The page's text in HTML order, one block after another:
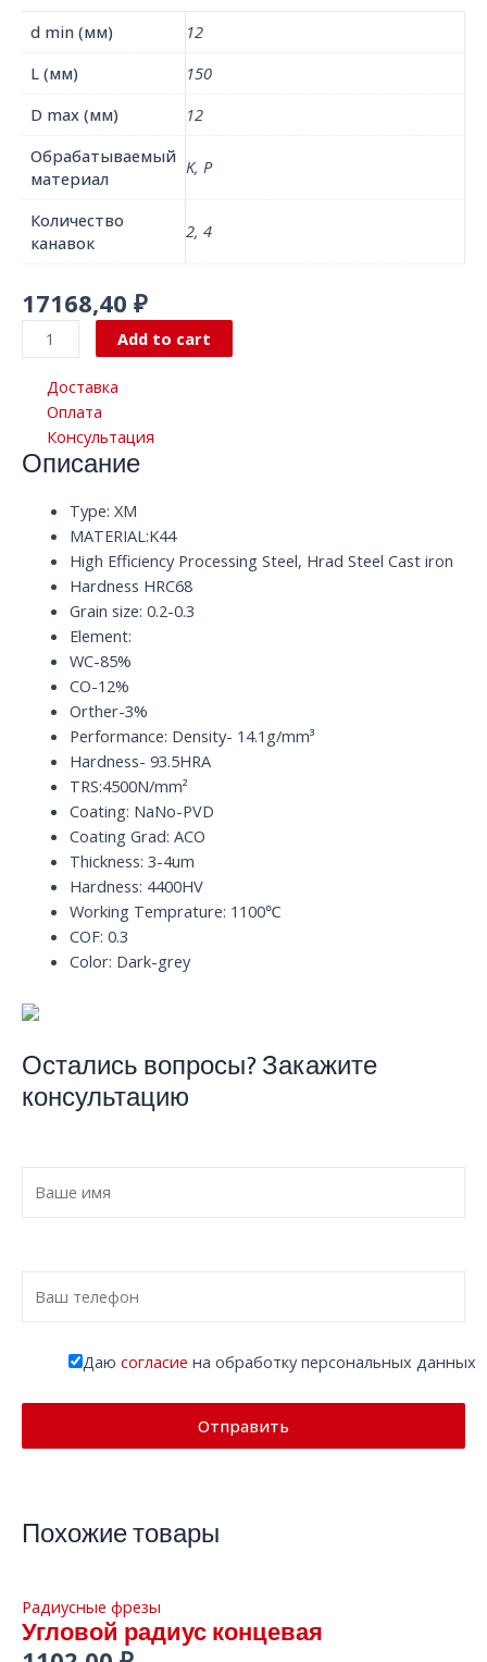
d min (мм)
12
L (мм)
150
D max (мм)
12
Обрабатываемый
материал
K, P
Количество
канавок
2, 4
17168,40 ₽
Радиусная
твердосплавная
концевая
фреза
2/4
D12.0*150*D12
HRC68
quantity
Add to cart
Доставка
Оплата
Консультация
Описание
Type: XM
MATERIAL:K44
High Efficiency Processing Steel, Hrad Steel Cast iron
Hardness HRC68
Grain size: 0.2-0.3
Element:
WC-85%
CO-12%
Orther-3%
Performance: Density- 14.1g/mm³
Hardness- 93.5HRA
TRS:4500N/mm²
Coating: NaNo-PVD
Coating Grad: ACO
Thickness: 3-4um
Hardness: 4400HV
Working Temprature: 1100℃
COF: 0.3
Color: Dark-grey
Остались вопросы? Закажите
консультацию
Даю согласие на обработку персональных данных
Похожие товары
Радиусные фрезы
Угловой радиус концевая